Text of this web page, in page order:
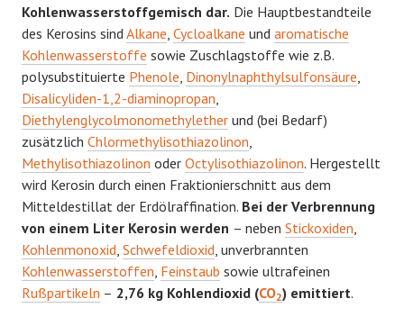
Kohlenwasserstoffgemisch dar. Die Hauptbestandteile
des Kerosins sindAlkane, Cycloalkane und aromatische
Kohlenwasserstoffe sowie Zuschlagstoffe wie z.B.
polysubstituierte Phenole, Dinonylnaphthylsulfonsäure,
Disalicyliden-1,2-diaminopropan,
Diethylenglycolmonomethylether und (bei Bedarf)
zusätzlich Chlormethylisothiazolinon,
Methylisothiazolinon oder Octylisothiazolinon. Hergestellt
wird Kerosin durch einen Fraktionierschnitt aus dem
Mitteldestillat der Erdölraffination. Bei der Verbrennung
von einem Liter Kerosin werden – neben Stickoxiden,
Kohlenmonoxid, Schwefeldioxid, unverbrannten
Kohlenwasserstoffen, Feinstaub sowie ultrafeinen
Rußpartikeln – 2,76 kg Kohlendioxid (CO2) emittiert.